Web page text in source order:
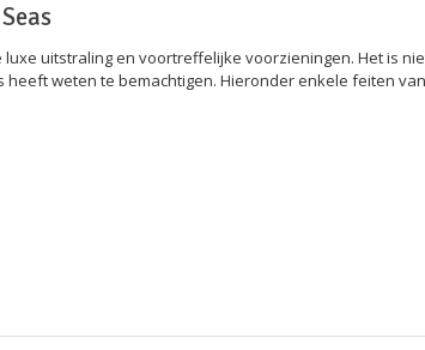
uitstraling en voortreffelijke voorzieningen. Het is
heeft weten te bemachtigen. Hieronder enkele feiten